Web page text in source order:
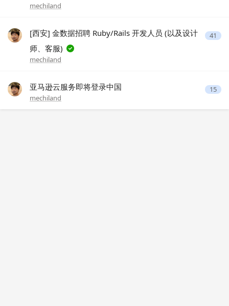
mechiland
[西安] 金数据招聘 Ruby/Rails 开发人员 (以及设计
师、客服)
mechiland
41
亚马逊云服务即将登录中国
mechiland
15